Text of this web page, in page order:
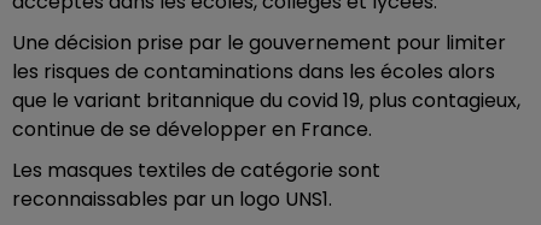
Une décision prise par le gouvernement pour limiter
les risques de contaminations dans les écoles alors
que le variant britannique du covid 19, plus contagieux,
continue de se développer en France.
Les masques textiles de catégorie sont
reconnaissables par un logo UNS1.